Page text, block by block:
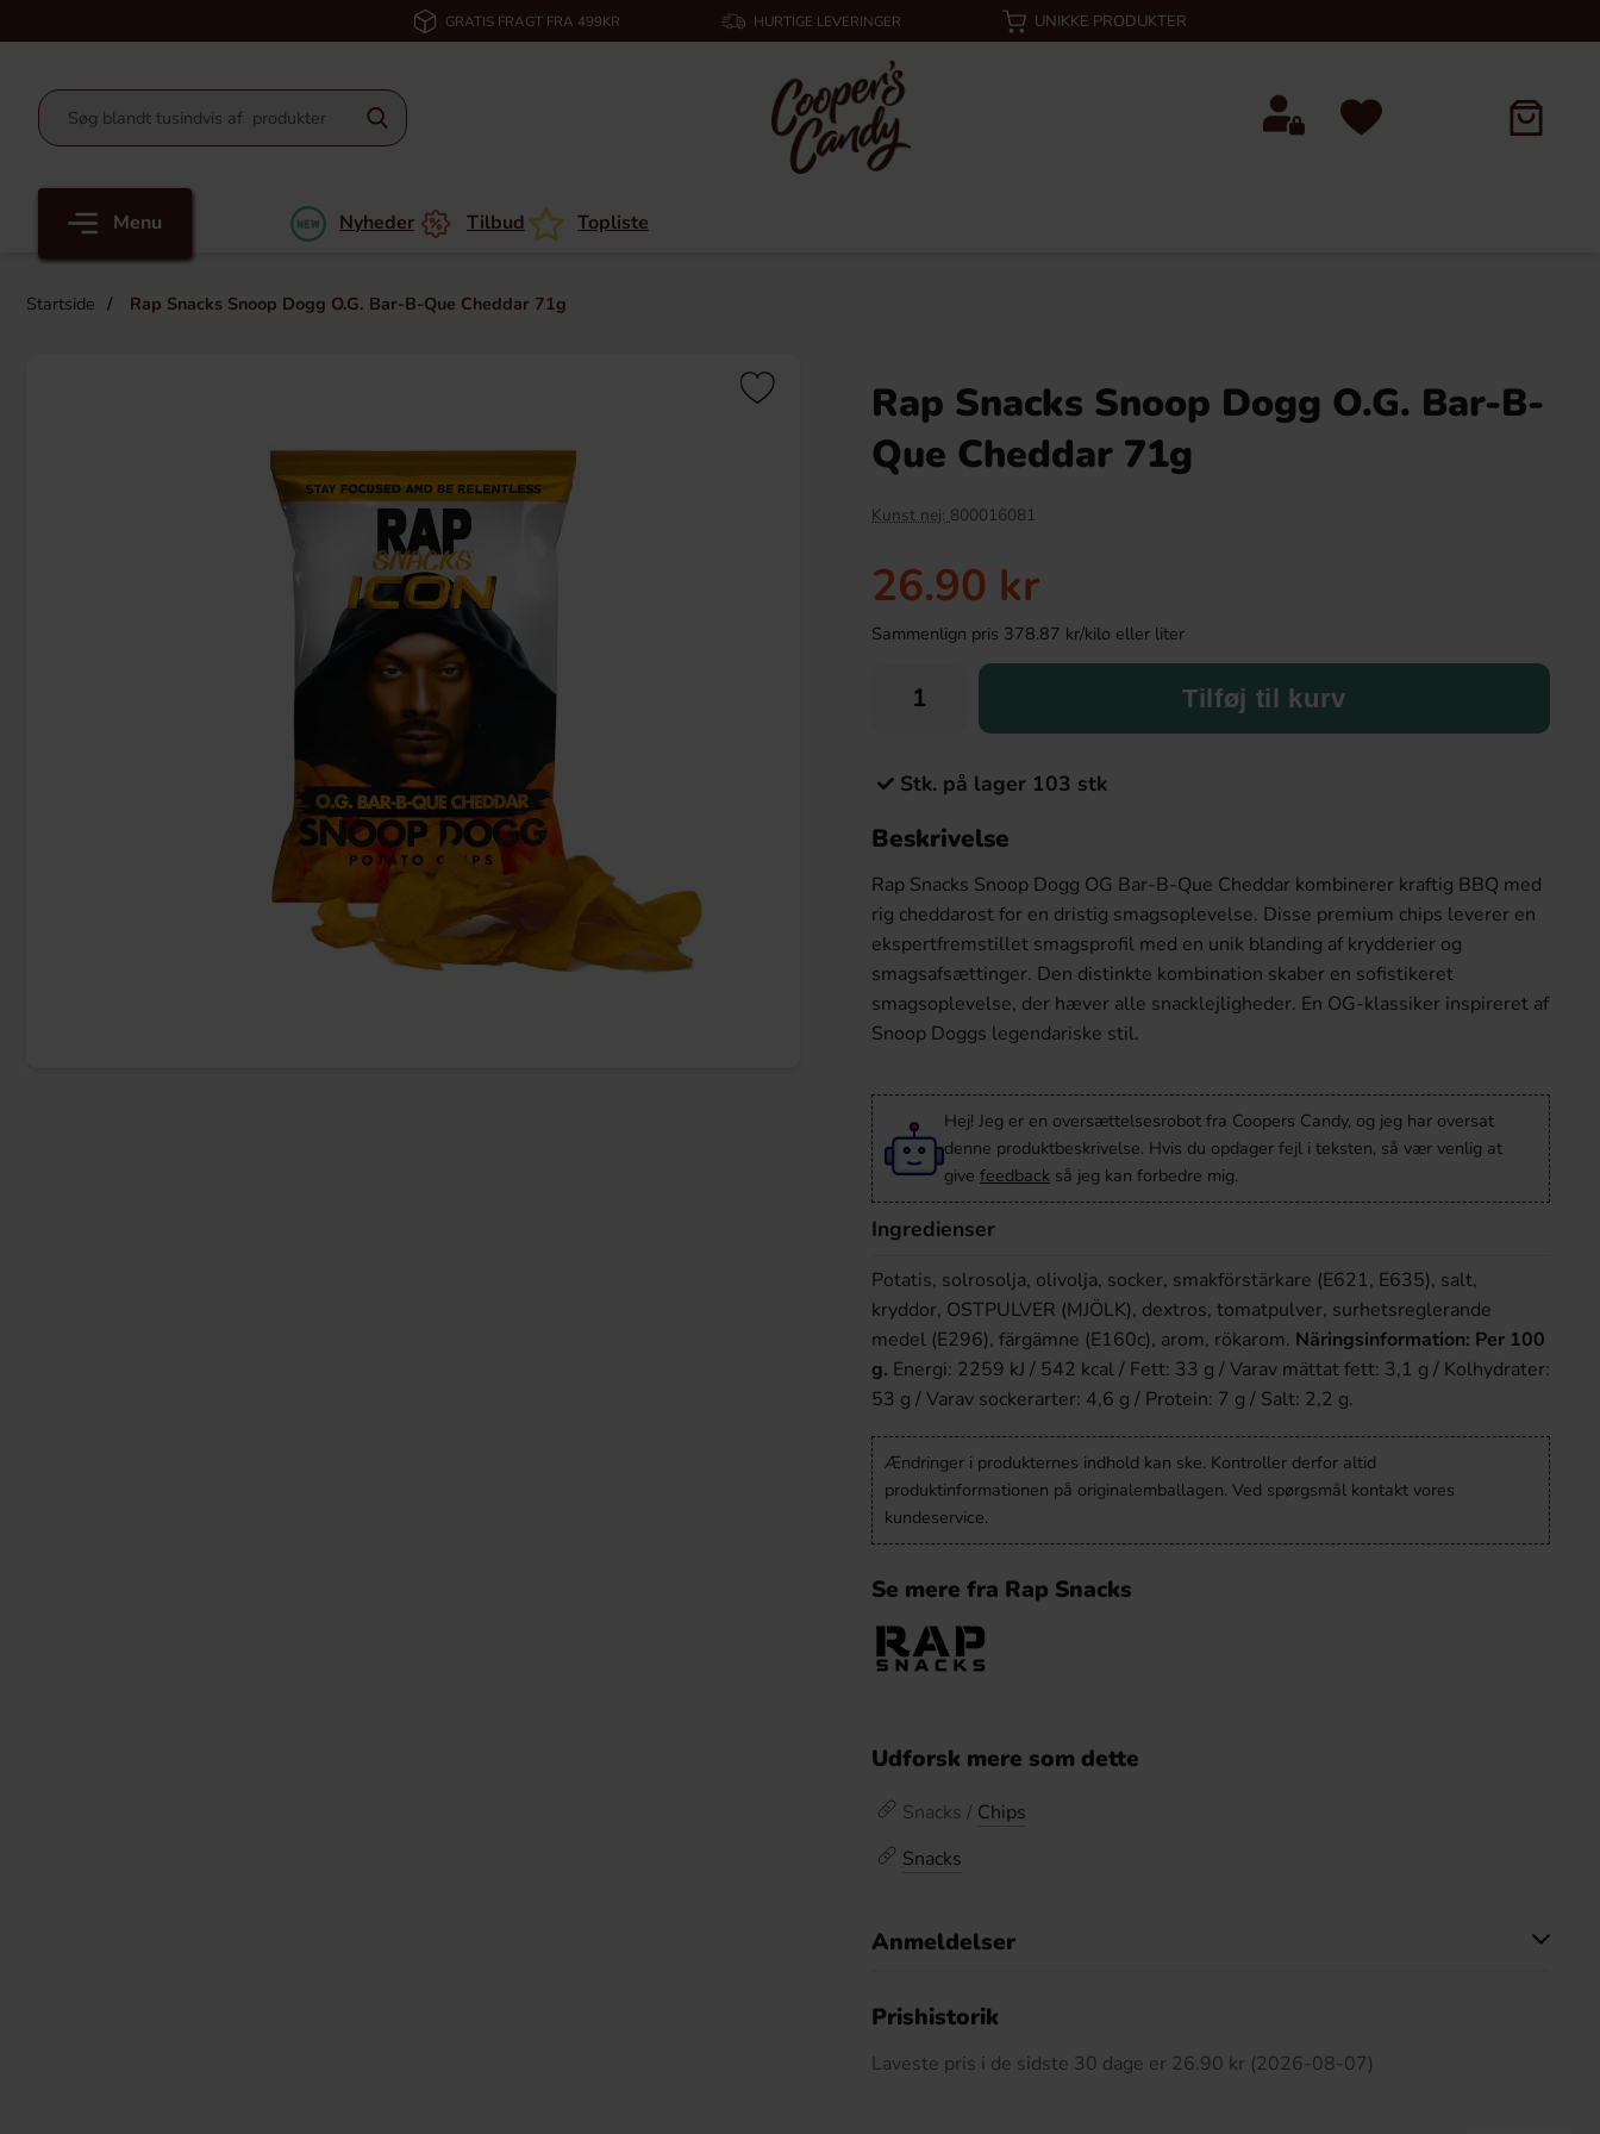
GRATIS FRAGT FRA 499KR HURTIGE LEVERINGER UNIKKE PRODUKTER
Menu Nyheder Tilbud Topliste
Startside Rap Snacks Snoop Dogg O.G. Bar-B-Que Cheddar 71g
Rap Snacks Snoop Dogg O.G. Bar-B-
Que Cheddar 71g
Kunst nej: 800016081
26.90 kr
Sammenlign pris 378.87 kr/kilo eller liter
Tilføj til kurv
Stk. på lager 103 stk
Beskrivelse
Rap Snacks Snoop Dogg OG Bar-B-Que Cheddar kombinerer kraftig BBQ med
rig cheddarost for en dristig smagsoplevelse. Disse premium chips leverer en
ekspertfremstillet smagsprofil med en unik blanding af krydderier og
smagsafsættinger. Den distinkte kombination skaber en sofistikeret
smagsoplevelse, der hæver alle snacklejligheder. En OG-klassiker inspireret af
Snoop Doggs legendariske stil.
Hej! Jeg er en oversættelsesrobot fra Coopers Candy, og jeg har oversat
denne produktbeskrivelse. Hvis du opdager fejl i teksten, så vær venlig at
give feedback så jeg kan forbedre mig.
Ingredienser
Potatis, solrosolja, olivolja, socker, smakförstärkare (E621, E635), salt,
kryddor, OSTPULVER (MJÖLK), dextros, tomatpulver, surhetsreglerande
medel (E296), färgämne (E160c), arom, rökarom. Näringsinformation: Per 100
g. Energi: 2259 kJ / 542 kcal / Fett: 33 g / Varav mättat fett: 3,1 g / Kolhydrater:
53 g / Varav sockerarter: 4,6 g / Protein: 7 g / Salt: 2,2 g.
Ændringer i produkternes indhold kan ske. Kontroller derfor altid
produktinformationen på originalemballagen. Ved spørgsmål kontakt vores
kundeservice.
Se mere fra Rap Snacks
Udforsk mere som dette
Snacks / Chips
Snacks
Anmeldelser
Prishistorik
Laveste pris i de sidste 30 dage er 26.90 kr (2026-08-07)